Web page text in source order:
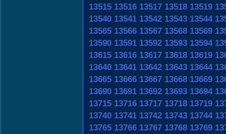
13515 13516 13517 13518 13519
13540 13541 13542 13543 13544
13565 13566 13567 13568 13569
13590 13591 13592 13593 13594
13615 13616 13617 13618 13619
13640 13641 13642 13643 13644
13665 13666 13667 13668 13669
13690 13691 13692 13693 13694
13715 13716 13717 13718 13719
13740 13741 13742 13743 13744
13765 13766 13767 13768 13769